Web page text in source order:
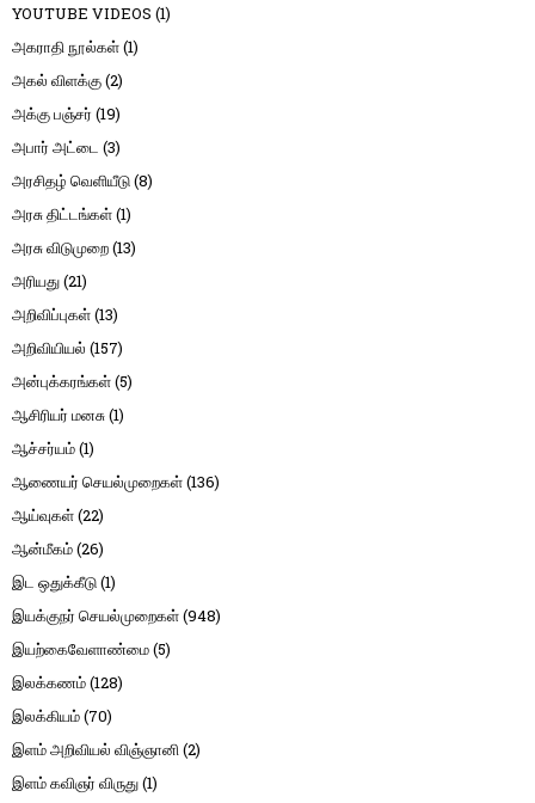
YOUTUBE VIDEOS (1)
அகராதி நூல்கள்(1)
அகல் விளக்கு(2)
அக்கு பஞ்சர் (19)
அபார் அட்டை (3)
அரசிதழ் வெளியீடு(8)
அரசு திட்டங்கள்(1)
அரசு விடுமுறை(13)
அரியது(21)
அறிவிப்புகள்(13)
அறிவியியல் (157)
அன்புக்கரங்கள்(5)
ஆசிரியர் மனசு(1)
ஆச்சர்யம்(1)
ஆணையர் செயல்முறைகள்(136)
ஆய்வுகள்(22)
ஆன்மீகம்(26)
இட ஒதுக்கீடு(1)
இயக்குநர் செயல்முறைகள்(948)
இயற்கைவேளாண்மை(5)
இலக்கணம்(128)
இலக்கியம்(70)
இளம் அறிவியல் விஞ்ஞானி(2)
இளம் கவிஞர் விருது(1)